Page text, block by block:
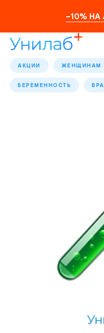
–10%
АКЦИИ ЖЕНЩИНАМ
БЕРЕМЕННОСТЬ